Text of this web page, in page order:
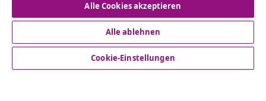
Alle Cookies akzeptieren
Alle ablehnen
Cookie-Einstellungen